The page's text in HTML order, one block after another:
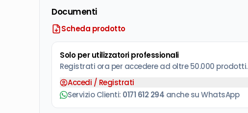
Documenti
Scheda prodotto
Solo per utilizzatori professionali
Registrati ora per accedere ad oltre 50.000 prodotti.
Accedi / Registrati
Servizio Clienti: 0171 612 294 anche su WhatsApp